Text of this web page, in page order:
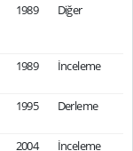
1989 Diğer
1989 İnceleme
1995 Derleme
2004
İnceleme